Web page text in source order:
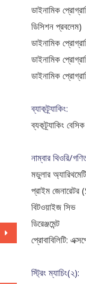
ডাইনামিক
ডিসিশন প্রবলেম)
ডাইনামিক
ডাইনামিক
ডাইনামিক
ব্যাকট্র্যাকিং:
ব্যকট্র্যাকিং
নাম্বার থিওরি/
মডুলার
প্রাইম
বিটওয়াইজ সিভ
ডিরেঞ্জমেন্ট
প্রোবাবিলিটি:
স্ট্রিং ম্যাচিং(২):